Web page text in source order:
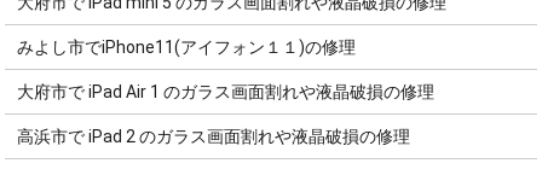
みよし市でiPhone11(アイフォン１１)の修理
大府市で iPad Air 1 のガラス画面割れや液晶破損の修理
高浜市で iPad 2 のガラス画面割れや液晶破損の修理